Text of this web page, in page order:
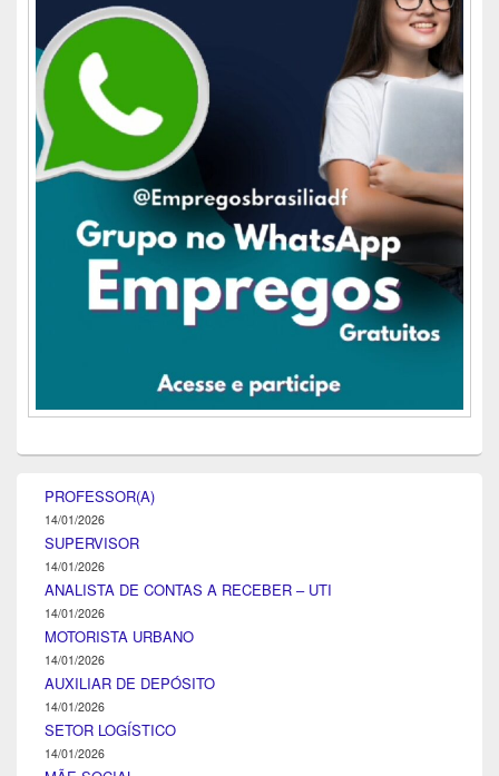
PROFESSOR(A)
14/01/2026
SUPERVISOR
14/01/2026
ANALISTA DE CONTAS A RECEBER – UTI
14/01/2026
MOTORISTA URBANO
14/01/2026
AUXILIAR DE DEPÓSITO
14/01/2026
SETOR LOGÍSTICO
14/01/2026